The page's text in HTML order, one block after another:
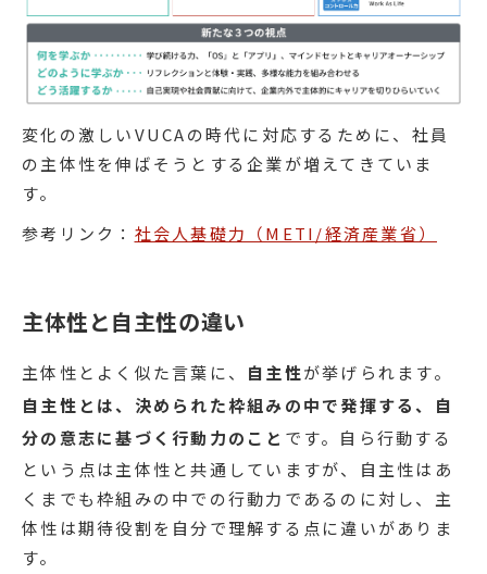
変化の激しいVUCAの時代に対応するために、社員
の主体性を伸ばそうとする企業が増えてきていま
す。
参考リンク： 社会人基礎力（METI/経済産業省）
主体性と自主性の違い
主体性とよく似た言葉に、 自主性が挙げられます。
自主性とは、決められた枠組みの中で発揮する、自
分の意志に基づく行動力のこと です。自ら行動する
という点は主体性と共通していますが、自主性はあ
くまでも枠組みの中での行動力であるのに対し、主
体性は期待役割を自分で理解する点に違いがありま
す。